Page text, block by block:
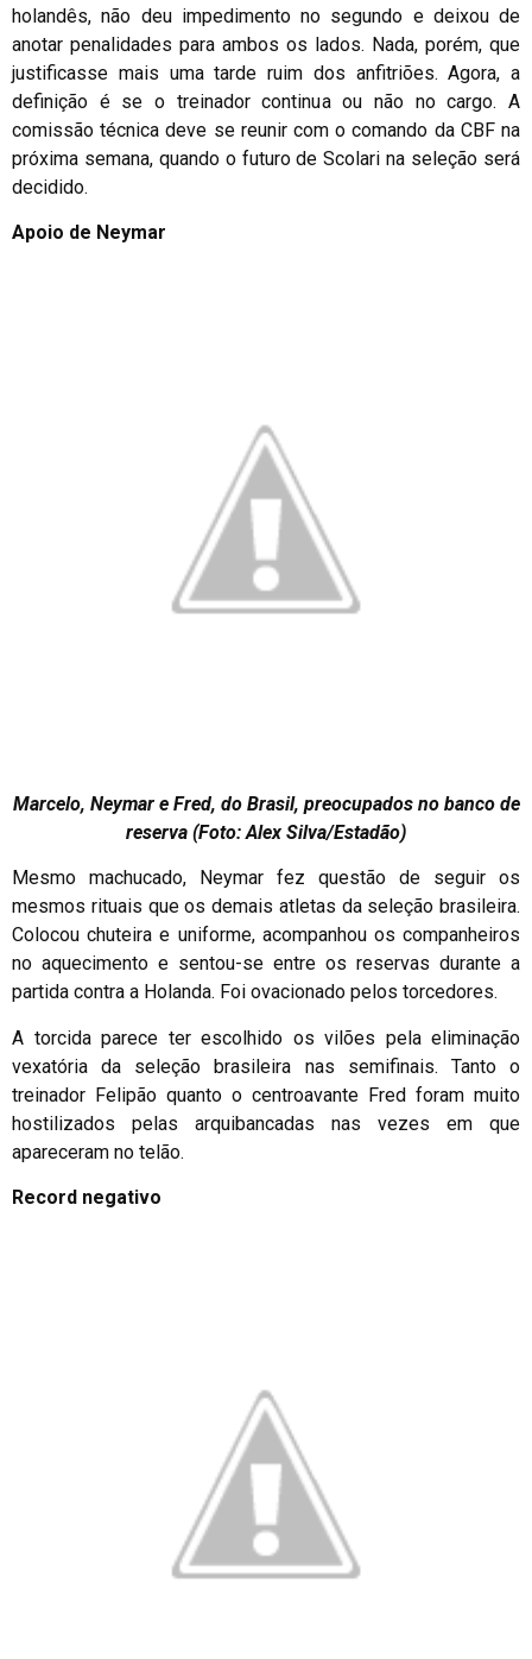
holandês, não deu impedimento no segundo e deixou de
anotar penalidades para ambos os lados. Nada, porém, que
justificasse mais uma tarde ruim dos anfitriões. Agora, a
definição é se o treinador continua ou não no cargo. A
comissão técnica deve se reunir com o comando da CBF na
próxima semana, quando o futuro de Scolari na seleção será
decidido.
Apoio de Neymar
Marcelo, Neymar e Fred, do Brasil, preocupados no banco de
reserva (Foto: Alex Silva/Estadão)
Mesmo machucado, Neymar fez questão de seguir os
mesmos rituais que os demais atletas da seleção brasileira.
Colocou chuteira e uniforme, acompanhou os companheiros
no aquecimento e sentou-se entre os reservas durante a
partida contra a Holanda. Foi ovacionado pelos torcedores.
A torcida parece ter escolhido os vilões pela eliminação
vexatória da seleção brasileira nas semifinais. Tanto o
treinador Felipão quanto o centroavante Fred foram muito
hostilizados pelas arquibancadas nas vezes em que
apareceram no telão.
Record negativo